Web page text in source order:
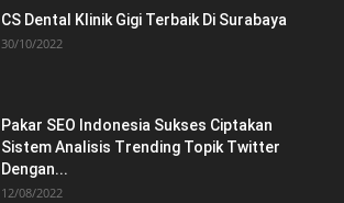
CS Dental Klinik Gigi Terbaik Di Surabaya
30/10/2022
Pakar SEO Indonesia Sukses Ciptakan
Sistem Analisis Trending Topik Twitter
Dengan...
12/08/2022